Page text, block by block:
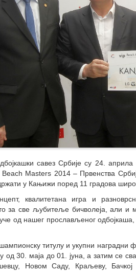
савез Србије су 24. априла
Masters 2014 – Првенства
у Кањижи поред 11 градова
квалитетана игра и
за све љубитеље бичволеја, али и
од нашег прослављеног
титулу и укупни
од 30. маја до 01. јуна, а затим се
Новом Саду, Краљеву, Бачкој